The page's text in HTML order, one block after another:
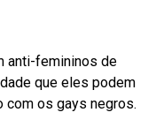
anti-femininos de
que eles podem
com os gays negros.